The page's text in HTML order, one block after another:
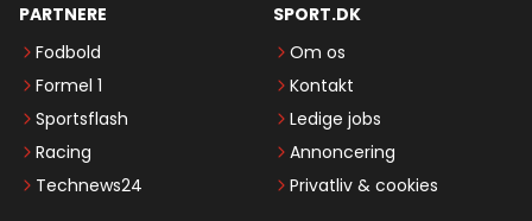
PARTNERE
Fodbold
Formel 1
Sportsflash
Racing
Technews24
SPORT.DK
Om os
Kontakt
Ledige jobs
Annoncering
Privatliv & cookies